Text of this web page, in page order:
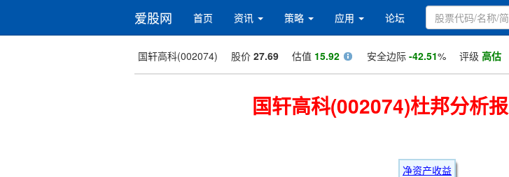
爱股网 首页 资讯 策略 应用 论坛
国轩高科(002074) 股价 27.69 估值 15.92 安全边际 -42.51% 评级 高估
国轩高科(002074)杜邦分析
净资产收益